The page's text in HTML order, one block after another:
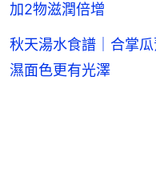
加2物滋潤倍增
秋天湯水食譜｜合掌
濕面色更有光澤